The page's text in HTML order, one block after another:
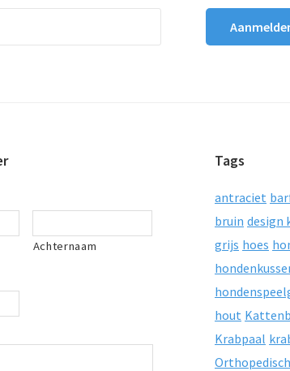
Achternaam
Tags
antraciet
bruin design
grijs hoes
hout
Krabpaal